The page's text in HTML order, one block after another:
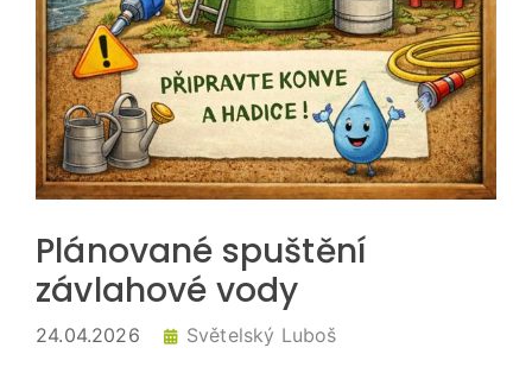
Plánované spuštění
závlahové vody
24.04.2026 Světelský Luboš